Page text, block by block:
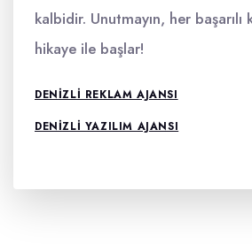
kalbidir. Unutmayın, her
hikaye ile başlar!
DENIZLI REKLAM AJANSI
DENIZLI YAZILIM AJANSI